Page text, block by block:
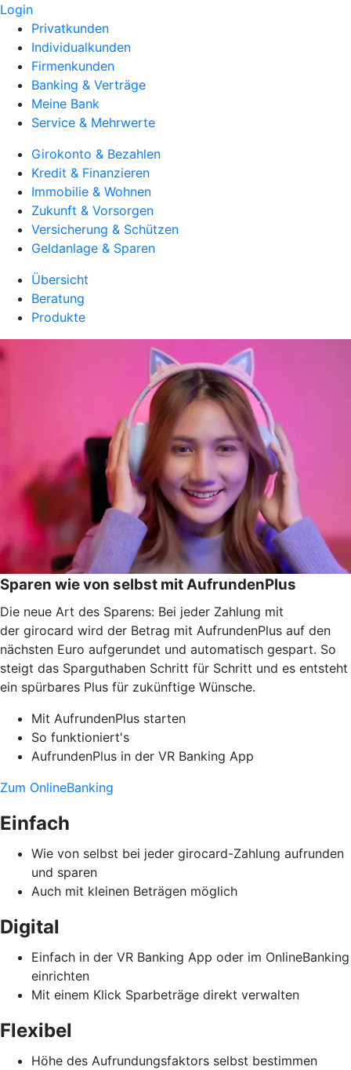
Login
Privatkunden
Individualkunden
Firmenkunden
Banking & Verträge
Meine Bank
Service & Mehrwerte
Girokonto & Bezahlen
Kredit & Finanzieren
Immobilie & Wohnen
Zukunft & Vorsorgen
Versicherung & Schützen
Geldanlage & Sparen
Übersicht
Beratung
Produkte
Sparen wie von selbst mit AufrundenPlus
Die neue Art des Sparens: Bei jeder Zahlung mit
der girocard wird der Betrag mit AufrundenPlus auf den
nächsten Euro aufgerundet und automatisch gespart. So
steigt das Sparguthaben Schritt für Schritt und es entsteht
ein spürbares Plus für zukünftige Wünsche.
Mit AufrundenPlus starten
So funktioniert's
AufrundenPlus in der VR Banking App
Zum OnlineBanking
Einfach
Wie von selbst bei jeder girocard-Zahlung aufrunden
und sparen
Auch mit kleinen Beträgen möglich
Digital
Einfach in der VR Banking App oder im OnlineBanking
einrichten
Mit einem Klick Sparbeträge direkt verwalten
Flexibel
Höhe des Aufrundungsfaktors selbst bestimmen